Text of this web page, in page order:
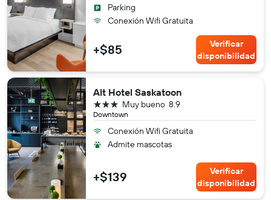
Parking
Conexión Wifi Gratuita
+$85
Verificar
disponibilidad
Alt Hotel Saskatoon
Downtown
8.9
Muy bueno
3 estrellas
Conexión Wifi Gratuita
Admite mascotas
+$139
Verificar
disponibilidad